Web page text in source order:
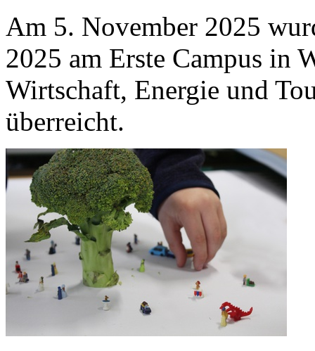
Am 5. November 2025
2025 am Erste Campus in
Wirtschaft, Energie und
überreicht.